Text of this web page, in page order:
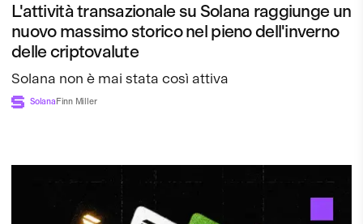
L'attività transazionale su Solana raggiunge un
nuovo massimo storico nel pieno dell'inverno
delle criptovalute
Solana non è mai stata così attiva
Solana Finn Miller